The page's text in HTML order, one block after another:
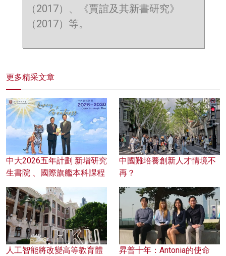
（2017）、《賈誼及其新書研究》
（2017）等。
更多精采文章
中大2026五年計劃 新增研究
生書院 、國際旗艦本科課程
中國難培養創新人才情境不
再？
人工智能將改變高等教育體
昇普十年：Antonia的使命